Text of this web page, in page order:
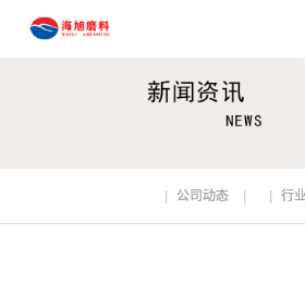
公司动态 行